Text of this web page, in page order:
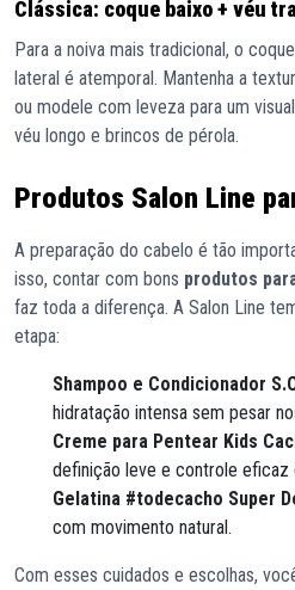
Clássica: coque baixo + véu
Para a noiva mais tradicional, o
lateral é atemporal. Mantenha a
ou modele com leveza para um
véu longo e brincos de pérola.
Produtos Salon Line
A preparação do cabelo é tão
isso, contar com bons produtos
faz toda a diferença. A Salon Line
etapa:
Shampoo e Condicionador
hidratação intensa sem pesar
Creme para Pentear Kids
definição leve e controle eficaz
Gelatina #todecacho Super
com movimento natural.
Com esses cuidados e escolhas,